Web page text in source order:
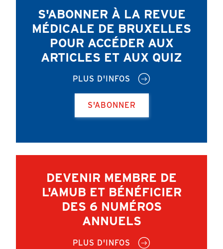
S'ABONNER À LA REVUE
MÉDICALE DE BRUXELLES
POUR ACCÉDER AUX
ARTICLES ET AUX QUIZ
PLUS D'INFOS
S'ABONNER
DEVENIR MEMBRE DE
L'AMUB ET BÉNÉFICIER
DES 6 NUMÉROS
ANNUELS
PLUS D'INFOS